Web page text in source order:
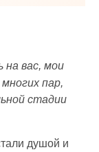
на вас, мои
пар,
стадии
душой и